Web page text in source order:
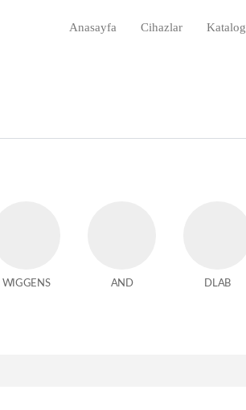
Anasayfa Cihazlar Katalog
WIGGENS AND DLAB